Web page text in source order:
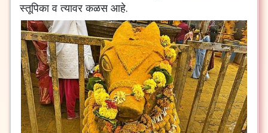
स्तूपिका व त्यावर कळस आहे.